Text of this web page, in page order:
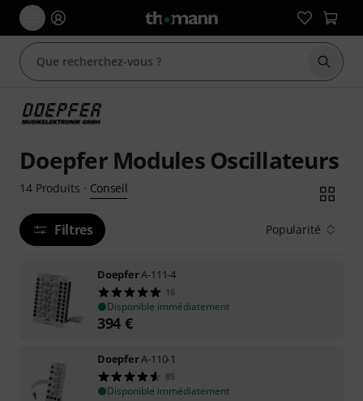
Doepfer Modules Oscillateurs
14 Produits · Conseil
Filtres Popularité
DoepferA-111-4
16
Disponible immédiatement
394 €
DoepferA-110-1
85
Disponible immédiatement